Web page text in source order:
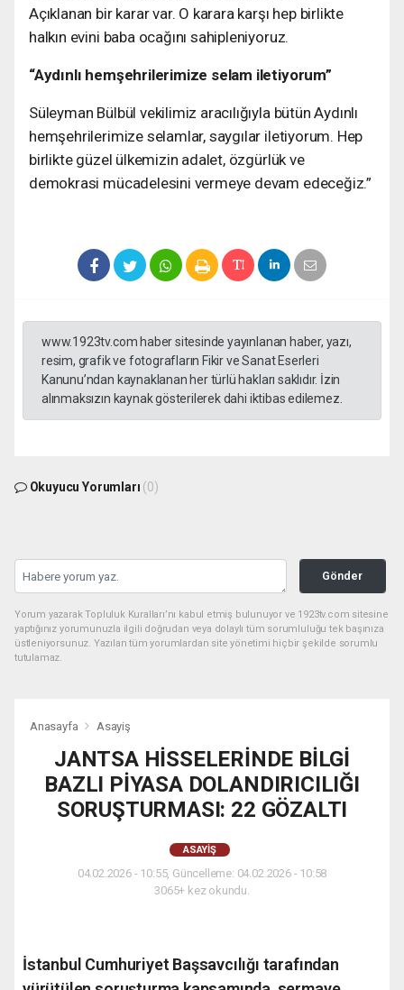
Açıklanan bir karar var. O karara karşı hep birlikte
halkın evini baba ocağını sahipleniyoruz.
“Aydınlı hemşehrilerimize selam iletiyorum”
Süleyman Bülbül vekilimiz aracılığıyla bütün Aydınlı
hemşehrilerimize selamlar, saygılar iletiyorum. Hep
birlikte güzel ülkemizin adalet, özgürlük ve
demokrasi mücadelesini vermeye devam edeceğiz.”
www.1923tv.com haber sitesinde yayınlanan haber, yazı,
resim, grafik ve fotografların Fikir ve Sanat Eserleri
Kanunu’ndan kaynaklanan her türlü hakları saklıdır. İzin
alınmaksızın kaynak gösterilerek dahi iktibas edilemez.
Okuyucu Yorumları (0)
Gönder
Yorum yazarak Topluluk Kuralları’nı kabul etmiş bulunuyor ve 1923tv.com sitesine
yaptığınız yorumunuzla ilgili doğrudan veya dolaylı tüm sorumluluğu tek başınıza
üstleniyorsunuz. Yazılan tüm yorumlardan site yönetimi hiçbir şekilde sorumlu
tutulamaz.
Anasayfa Asayiş
JANTSA HİSSELERİNDE BİLGİ
BAZLI PİYASA DOLANDIRICILIĞI
SORUŞTURMASI: 22 GÖZALTI
ASAYIŞ
04.02.2026 - 10:55, Güncelleme: 04.02.2026 - 10:58
3065+ kez okundu.
İstanbul Cumhuriyet Başsavcılığı tarafından